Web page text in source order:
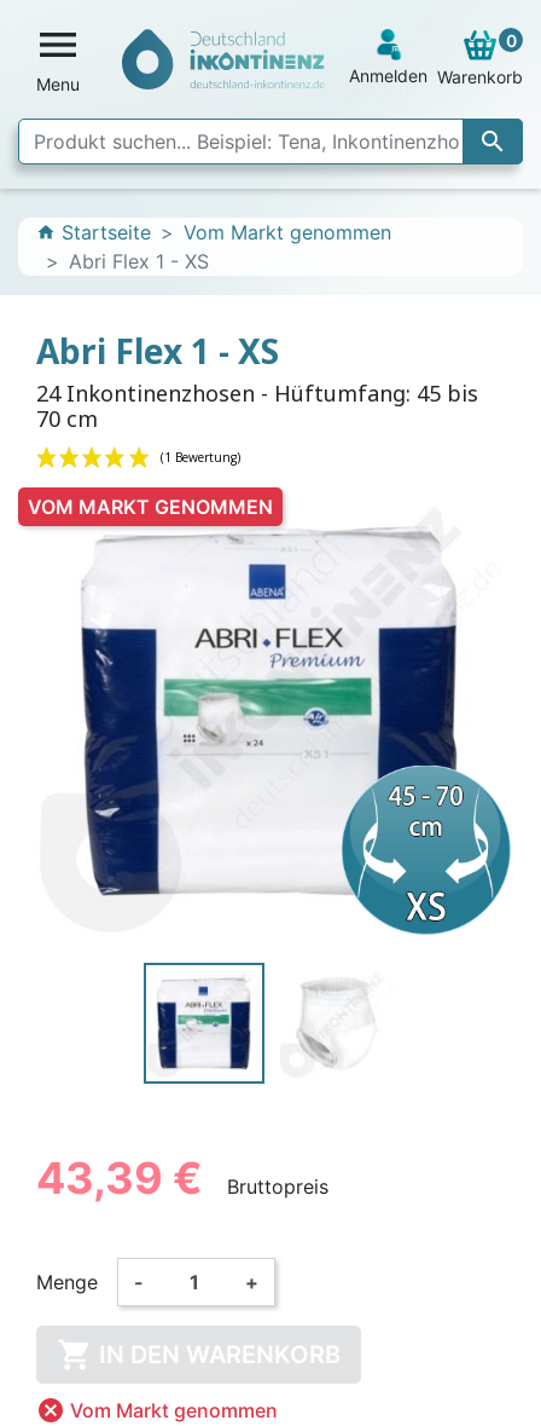

Menu

Anmelden
0
Warenkorb
home Startseite
Vom Markt genommen
Abri Flex 1 - XS
Abri Flex 1 - XS
24 Inkontinenzhosen - Hüftumfang: 45 bis
70 cm
(1 Bewertung)
VOM MARKT GENOMMEN
43,39 € Bruttopreis
Menge - +
 IN DEN WARENKORB
 Vom Markt genommen